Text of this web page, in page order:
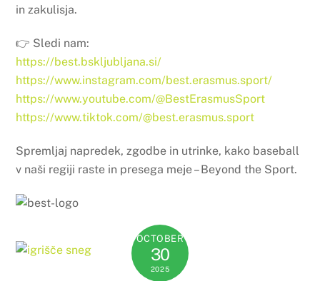
in zakulisja.
👉 Sledi nam:
https://best.bskljubljana.si/
https://www.instagram.com/best.erasmus.sport/
https://www.youtube.com/@BestErasmusSport
https://www.tiktok.com/@best.erasmus.sport
Spremljaj napredek, zgodbe in utrinke, kako baseball
v naši regiji raste in presega meje – Beyond the Sport.
OCTOBER
30
2025